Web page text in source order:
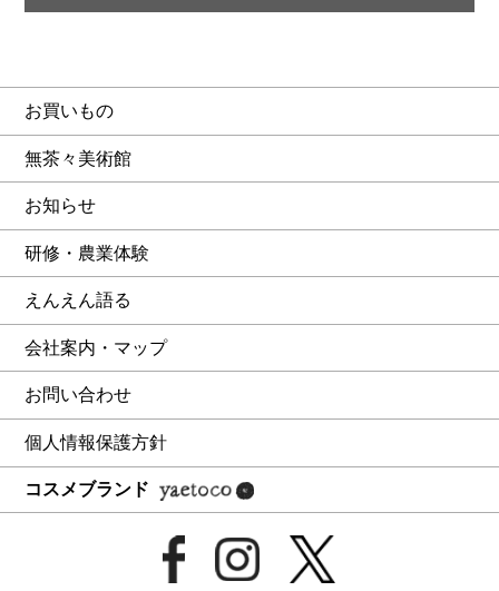
お買いもの
無茶々美術館
お知らせ
研修・農業体験
えんえん語る
会社案内・マップ
お問い合わせ
個人情報保護方針
コスメブランド